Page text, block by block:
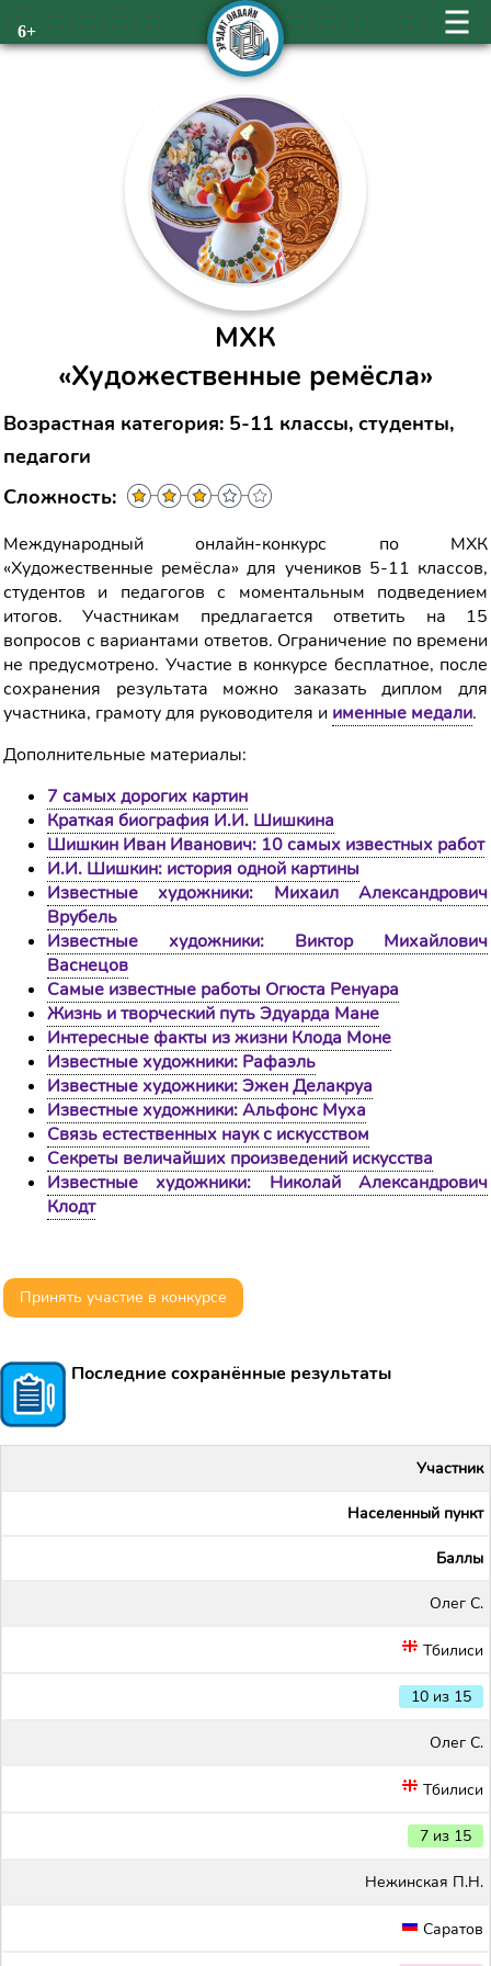
6+
МХК
«Художественные ремёсла»
Возрастная категория: 5-11 классы, студенты,
педагоги
Сложность:
Международный онлайн-конкурс по МХК
«Художественные ремёсла» для учеников 5-11 классов,
студентов и педагогов с моментальным подведением
итогов. Участникам предлагается ответить на 15
вопросов с вариантами ответов. Ограничение по времени
не предусмотрено. Участие в конкурсе бесплатное, после
сохранения результата можно заказать диплом для
участника, грамоту для руководителя и именные медали.
Дополнительные материалы:
7 самых дорогих картин
Краткая биография И.И. Шишкина
Шишкин Иван Иванович: 10 самых известных работ
И.И. Шишкин: история одной картины
Известные художники: Михаил Александрович
Врубель
Известные художники: Виктор Михайлович
Васнецов
Самые известные работы Огюста Ренуара
Жизнь и творческий путь Эдуарда Мане
Интересные факты из жизни Клода Моне
Известные художники: Рафаэль
Известные художники: Эжен Делакруа
Известные художники: Альфонс Муха
Связь естественных наук с искусством
Секреты величайших произведений искусства
Известные художники: Николай Александрович
Клодт
Принять участие в конкурсе
Последние сохранённые результаты
Участник
Населенный пункт
Баллы
Олег С.
Тбилиси
10 из 15
Олег С.
Тбилиси
7 из 15
Нежинская П.Н.
Саратов